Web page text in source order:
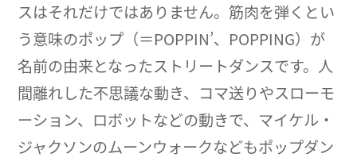
スはそれだけではありません。筋肉を弾くとい
う意味のポップ（＝POPPIN’、POPPING）が
名前の由来となったストリートダンスです。人
間離れした不思議な動き、コマ送りやスローモ
ーション、ロボットなどの動きで、マイケル・
ジャクソンのムーンウォークなどもポップダン